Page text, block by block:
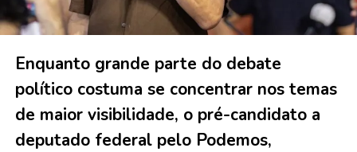
Enquanto grande parte do debate
político costuma se concentrar nos temas
de maior visibilidade, o pré-candidato a
deputado federal pelo Podemos,